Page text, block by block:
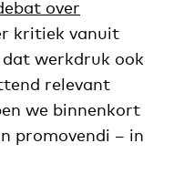
over
kritiek vanuit
werkdruk ook
relevant
we binnenkort
promovendi – in